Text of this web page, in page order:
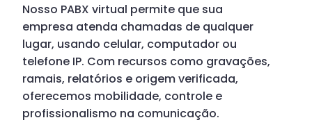
Nosso PABX virtual permite que sua
empresa atenda chamadas de qualquer
lugar, usando celular, computador ou
telefone IP. Com recursos como gravações,
ramais, relatórios e origem verificada,
oferecemos mobilidade, controle e
profissionalismo na comunicação.